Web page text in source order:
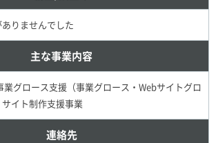
りませんでした
主な事業内容
業グロース支援（事業グロース・Webサイトグロ
イト制作支援事業
連絡先